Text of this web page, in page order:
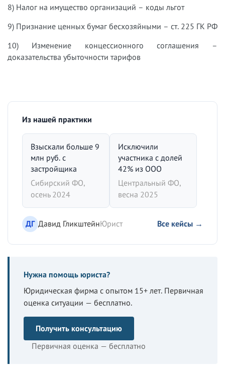
8) Налог на имущество организаций – коды льгот
9) Признание ценных бумаг бесхозяйными – ст. 225 ГК РФ
10) Изменение концессионного соглашения –
доказательства убыточности тарифов
Из нашей практики
Взыскали больше 9
млн руб. с
застройщика
Сибирский ФО,
осень 2024
Исключили
участника с долей
42% из ООО
Центральный ФО,
весна 2025
ДГ Давид ГликштейнЮрист Все кейсы →
Нужна помощь юриста?
Юридическая фирма с опытом 15+ лет. Первичная
оценка ситуации — бесплатно.
Получить консультацию
Первичная оценка — бесплатно